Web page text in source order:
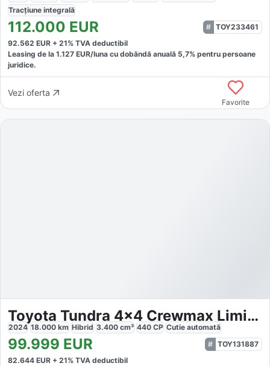
Tracțiune integrală
112.000 EUR
TOY233461
92.562 EUR + 21% TVA deductibil
Leasing de la 1.127 EUR/luna cu dobăndă anuală 5,7% pentru persoane
juridice.
Vezi oferta
Favorite
Toyota Tundra 4x4 Crewmax Limited Hybrid TRD OFF ROAD
2024 18.000 km Hibrid 3.400 cm³ 440 CP Cutie automată
99.999 EUR
TOY131887
82.644 EUR + 21% TVA deductibil